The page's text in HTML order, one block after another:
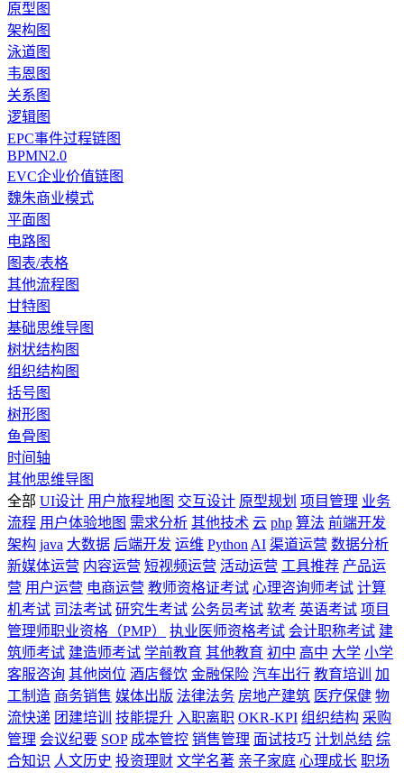
原型图
架构图
泳道图
韦恩图
关系图
逻辑图
EPC事件过程链图
BPMN2.0
EVC企业价值链图
魏朱商业模式
平面图
电路图
图表/表格
其他流程图
甘特图
基础思维导图
树状结构图
组织结构图
括号图
树形图
鱼骨图
时间轴
其他思维导图
全部 UI设计 用户旅程地图 交互设计 原型规划 项目管理 业务
流程 用户体验地图 需求分析 其他技术 云 php 算法 前端开发
架构 java 大数据 后端开发 运维 Python AI 渠道运营 数据分析
新媒体运营 内容运营 短视频运营 活动运营 工具推荐 产品运
营 用户运营 电商运营 教师资格证考试 心理咨询师考试 计算
机考试 司法考试 研究生考试 公务员考试 软考 英语考试 项目
管理师职业资格（PMP）
执业医师资格考试 会计职称考试 建
筑师考试 建造师考试 学前教育 其他教育 初中 高中 大学 小学
客服咨询 其他岗位 酒店餐饮 金融保险 汽车出行 教育培训
加
工制造 商务销售 媒体出版 法律法务 房地产建筑 医疗保健 物
流快递 团建培训 技能提升 入职离职 OKR-KPI 组织结构 采购
管理 会议纪要 SOP 成本管控 销售管理 面试技巧 计划总结 综
合知识 人文历史 投资理财 文学名著 亲子家庭 心理成长 职场